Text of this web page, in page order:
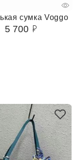
сумка Voggo
5 700